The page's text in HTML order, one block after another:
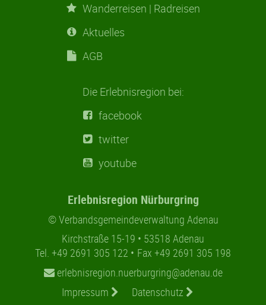
Erlebnisregion Nürburgring
© Verbandsgemeindeverwaltung Adenau
Kirchstraße 15-19
53518 Adenau
Tel. +49 2691 305 122
Fax +49 2691 305 198
erlebnisregion.nuerburgring@adenau.de
Impressum
Datenschutz
Wanderreisen | Radreisen
Aktuelles
AGB
Die Erlebnisregion bei:
facebook
twitter
youtube